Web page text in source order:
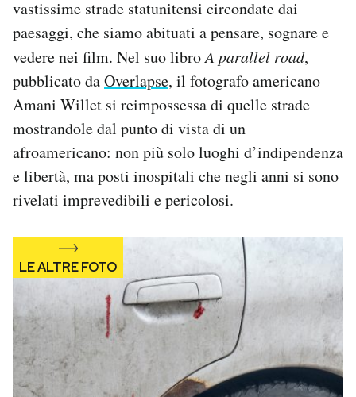
Area Personale
Newsletter
Notifiche mobile
Hai bisogno di aiuto?
Esci
vastissime strade statunitensi circondate dai
paesaggi, che siamo abituati a pensare, sognare e
vedere nei film. Nel suo libroA parallel road,
pubblicato daOverlapse, il fotografo americano
Amani Willet si reimpossessa di quelle strade
mostrandole dal punto di vista di un
afroamericano: non più solo luoghi d’indipendenza
e libertà, ma posti inospitali che negli anni si sono
rivelati imprevedibili e pericolosi.